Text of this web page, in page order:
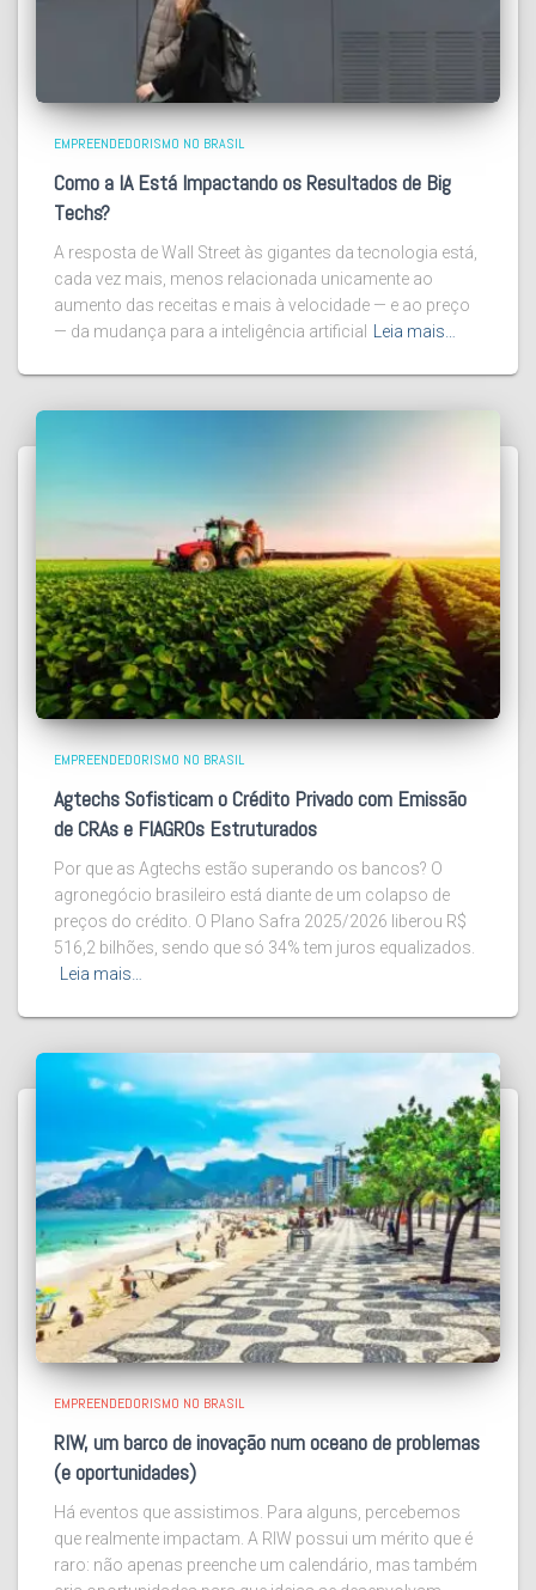
EMPREENDEDORISMO NO BRASIL
Como a IA Está Impactando os Resultados de Big
Techs?
A resposta de Wall Street às gigantes da tecnologia está,
cada vez mais, menos relacionada unicamente ao
aumento das receitas e mais à velocidade — e ao preço
— da mudança para a inteligência artificial
Leia mais…
EMPREENDEDORISMO NO BRASIL
Agtechs Sofisticam o Crédito Privado com Emissão
de CRAs e FIAGROs Estruturados
Por que as Agtechs estão superando os bancos? O
agronegócio brasileiro está diante de um colapso de
preços do crédito. O Plano Safra 2025/2026 liberou R$
516,2 bilhões, sendo que só 34% tem juros equalizados.
Leia mais…
EMPREENDEDORISMO NO BRASIL
RIW, um barco de inovação num oceano de problemas
(e oportunidades)
Há eventos que assistimos. Para alguns, percebemos
que realmente impactam. A RIW possui um mérito que é
raro: não apenas preenche um calendário, mas também